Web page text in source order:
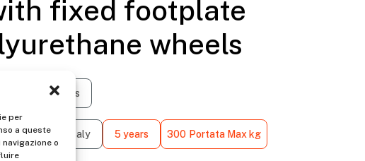
per
a queste
o
fixed footplate
wheels
- Non-Continuous
Made in Italy 5 years 300 Portata Max kg